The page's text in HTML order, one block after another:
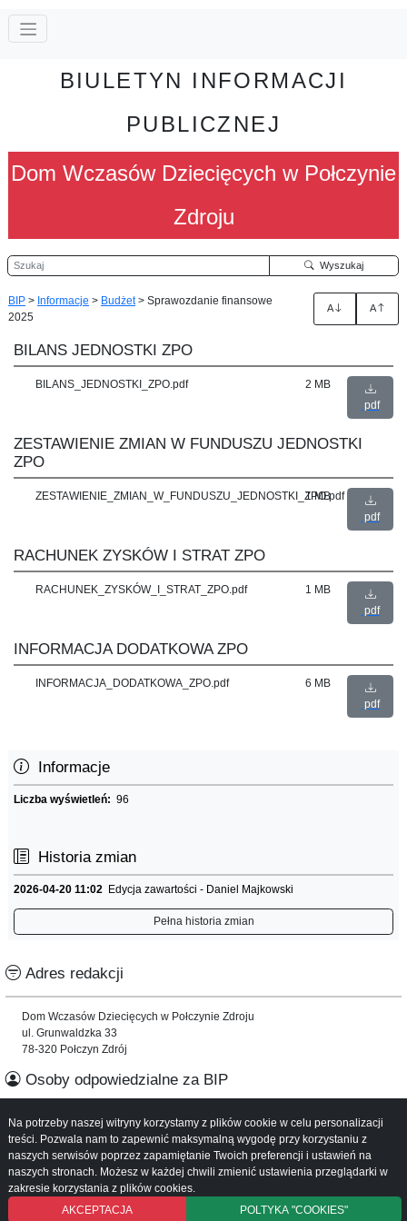
BIULETYN INFORMACJI
PUBLICZNEJ
Dom Wczasów Dziecięcych w Połczynie
Zdroju
Szukaj Wyszukaj
BIP > Informacje > Budżet> Sprawozdanie finansowe
2025
A A
BILANS JEDNOSTKI ZPO
BILANS_JEDNOSTKI_ZPO.pdf
2 MB
pdf
ZESTAWIENIE ZMIAN W FUNDUSZU JEDNOSTKI
ZPO
ZESTAWIENIE_ZMIAN_W_FUNDUSZU_JEDNOSTKI_ZPO.pdf
1 MB
pdf
RACHUNEK ZYSKÓW I STRAT ZPO
RACHUNEK_ZYSKÓW_I_STRAT_ZPO.pdf
1 MB
pdf
INFORMACJA DODATKOWA ZPO
INFORMACJA_DODATKOWA_ZPO.pdf
6 MB
pdf
Informacje
Liczba wyświetleń: 96
Historia zmian
2026-04-20 11:02 Edycja zawartości - Daniel Majkowski
Pełna historia zmian
Adres redakcji
Dom Wczasów Dziecięcych w Połczynie Zdroju
ul. Grunwaldzka 33
78-320 Połczyn Zdrój
Osoby odpowiedzialne za BIP
Informacje o serwisie
Mapa serwisu
Instrukcja obsługi
Na potrzeby naszej witryny korzystamy z plików cookie w celu personalizacji
treści. Pozwala nam to zapewnić maksymalną wygodę przy korzystaniu z
naszych serwisów poprzez zapamiętanie Twoich preferencji i ustawień na
naszych stronach. Możesz w każdej chwili zmienić ustawienia przeglądarki w
zakresie korzystania z plików cookies.
AKCEPTACJA
POLTYKA "COOKIES"